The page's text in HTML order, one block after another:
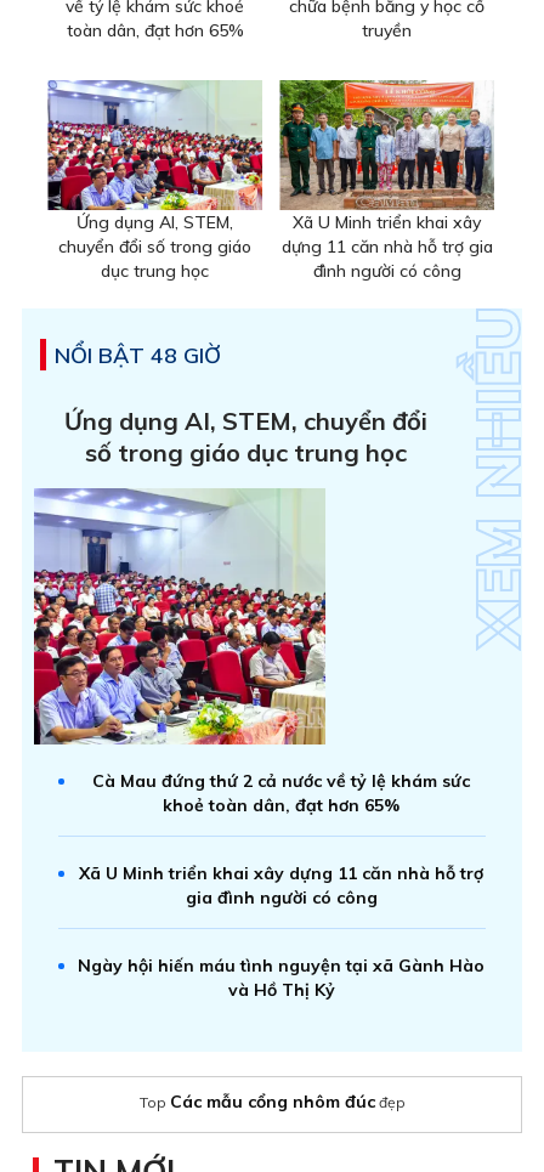
về tỷ lệ khám sức khoẻ
toàn dân, đạt hơn 65%
chữa bệnh bằng y học cổ
truyền
Ứng dụng AI, STEM,
chuyển đổi số trong giáo
dục trung học
Xã U Minh triển khai xây
dựng 11 căn nhà hỗ trợ gia
đình người có công
NỔI BẬT 48 GIỜ
Ứng dụng AI, STEM, chuyển đổi
số trong giáo dục trung học
Cà Mau đứng thứ 2 cả nước về tỷ lệ khám sức
khoẻ toàn dân, đạt hơn 65%
Xã U Minh triển khai xây dựng 11 căn nhà hỗ trợ
gia đình người có công
Ngày hội hiến máu tình nguyện tại xã Gành Hào
và Hồ Thị Kỷ
Top Các mẫu cổng nhôm đúcđẹp